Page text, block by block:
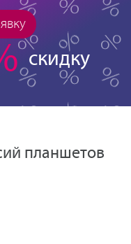
скидку
планшетов